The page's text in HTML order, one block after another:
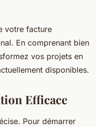
votre facture
En comprenant bien
vos projets en
disponibles.
Efficace
Pour démarrer